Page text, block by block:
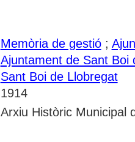
Memòria de gestió;
Ajuntament de Sant Boi
Sant Boi de Llobregat
1914
Arxiu Històric Municipal